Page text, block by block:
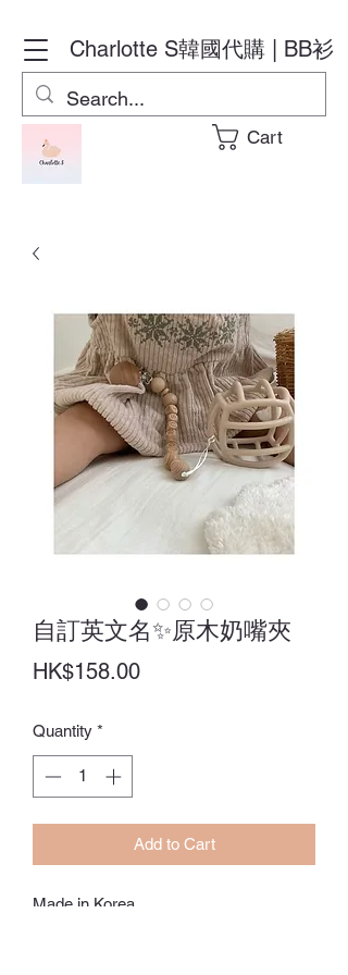
Charlotte S韓國代購 | BB衫
Cart
自訂英文名✨原木奶嘴夾
HK$158.00Price
Quantity *
Add to Cart
Made in Korea